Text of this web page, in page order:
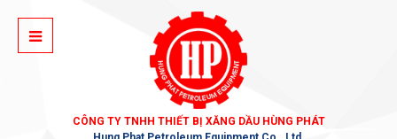
CÔNG TY TNHH THIẾT BỊ XĂNG DẦU HÙNG PHÁT